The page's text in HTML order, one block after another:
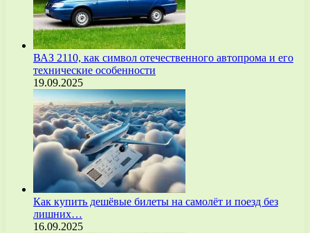
ВАЗ 2110, как символ отечественного автопрома и его
технические особенности
19.09.2025
Как купить дешёвые билеты на самолёт и поезд без
лишних…
16.09.2025